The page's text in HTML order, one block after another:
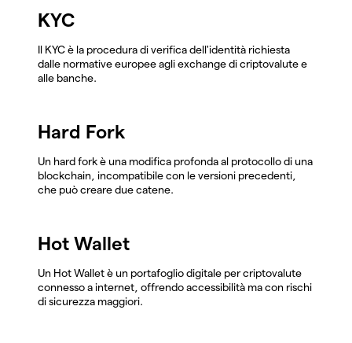
KYC
Il KYC è la procedura di verifica dell'identità richiesta
dalle normative europee agli exchange di criptovalute e
alle banche.
Hard Fork
Un hard fork è una modifica profonda al protocollo di una
blockchain, incompatibile con le versioni precedenti,
che può creare due catene.
Hot Wallet
Un Hot Wallet è un portafoglio digitale per criptovalute
connesso a internet, offrendo accessibilità ma con rischi
di sicurezza maggiori.